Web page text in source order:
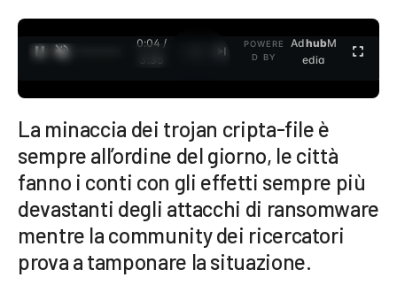
0:04 /
3:35
POWERE
D BY
AdhubM
edia
La minaccia dei trojan cripta-file è
sempre all’ordine del giorno, le città
fanno i conti con gli effetti sempre più
devastanti degli attacchi di ransomware
mentre la community dei ricercatori
prova a tamponare la situazione.